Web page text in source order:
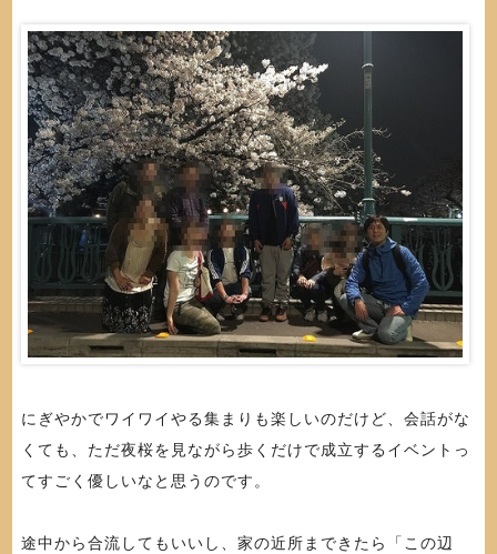
にぎやかでワイワイやる集まりも楽しいのだけど、会話がな
くても、ただ夜桜を見ながら歩くだけで成立するイベントっ
てすごく優しいなと思うのです。
途中から合流してもいいし、家の近所まできたら「この辺